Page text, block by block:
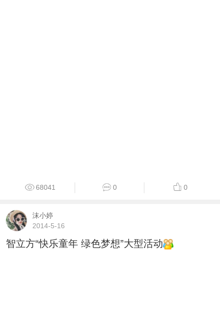
68041 0 0
沫小婷
2014-5-16
智立方“快乐童年 绿色梦想”大型活动